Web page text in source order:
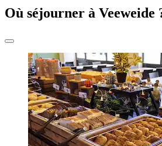
Où séjourner à Veeweide